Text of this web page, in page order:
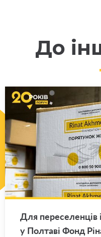
До
Для пе­ре­се­лен­ців
у Пол­та­ві Фонд